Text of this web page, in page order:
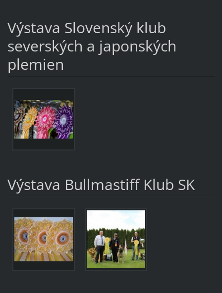
Výstava Slovenský klub
severských a japonských
plemien
Výstava Bullmastiff Klub SK